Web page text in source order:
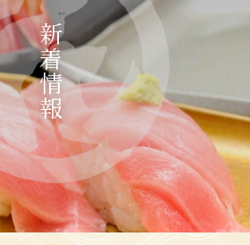
新着情報